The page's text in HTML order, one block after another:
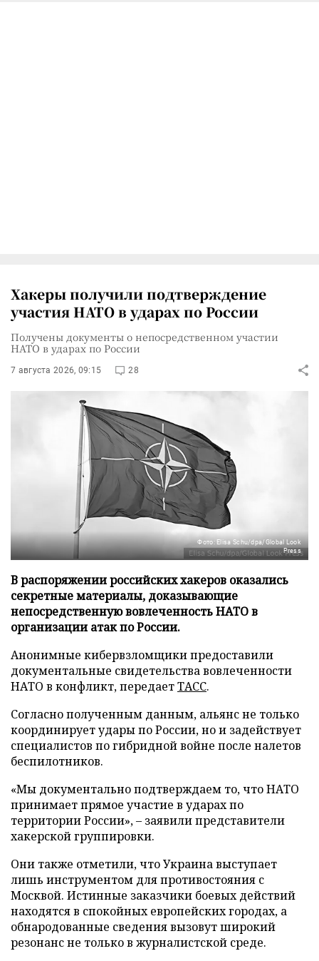
Хакеры получили подтверждение
участия НАТО в ударах по России
Получены документы о непосредственном участии
НАТО в ударах по России
7 августа 2026, 09:15 28
Фото: Elisa Schu/dpa/Global Look
Press
В распоряжении российских хакеров оказались
секретные материалы, доказывающие
непосредственную вовлеченность НАТО в
организации атак по России.
Анонимные кибервзломщики предоставили
документальные свидетельства вовлеченности
НАТО в конфликт, передаетТАСС.
Согласно полученным данным, альянс не только
координирует удары по России, но и задействует
специалистов по гибридной войне после налетов
беспилотников.
«Мы документально подтверждаем то, что НАТО
принимает прямое участие в ударах по
территории России», – заявили представители
хакерской группировки.
Они также отметили, что Украина выступает
лишь инструментом для противостояния с
Москвой. Истинные заказчики боевых действий
находятся в спокойных европейских городах, а
обнародованные сведения вызовут широкий
резонанс не только в журналистской среде.